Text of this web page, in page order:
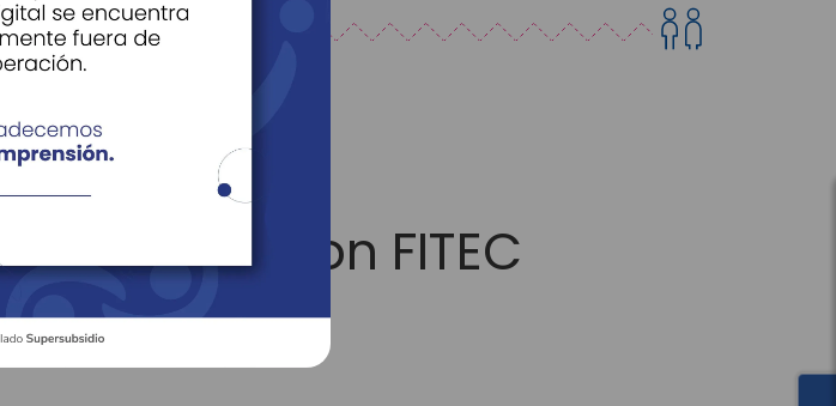
con FITEC
Cajasan con FITEC